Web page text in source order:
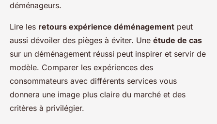
déménageurs.
Lire les retours expérience déménagement peut
aussi dévoiler des pièges à éviter. Une étude de cas
sur un déménagement réussi peut inspirer et servir de
modèle. Comparer les expériences des
consommateurs avec différents services vous
donnera une image plus claire du marché et des
critères à privilégier.